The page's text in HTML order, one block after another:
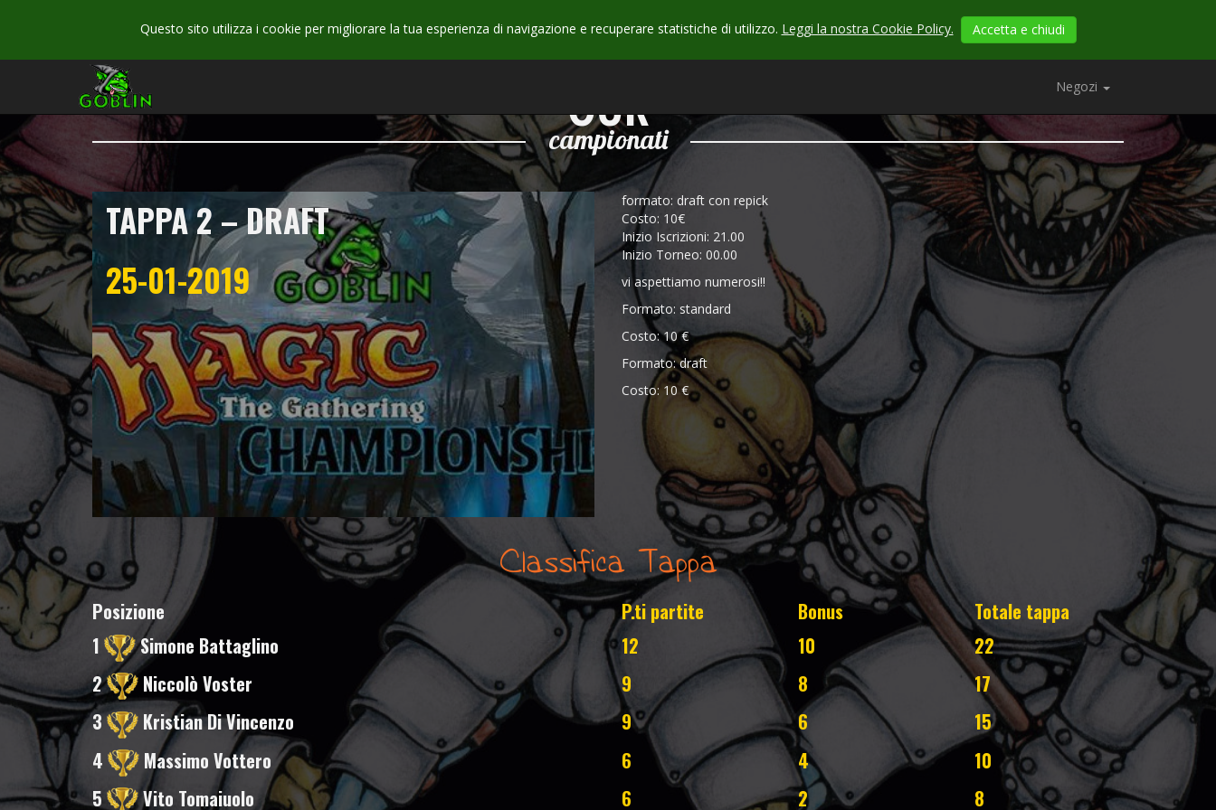
Questo sito utilizza i cookie per migliorare la tua esperienza di navigazione e recuperare statistiche di utilizzo. Leggi la nostra Cookie Policy. Accetta e chiudi
Negozi
OUR
campionati
TAPPA 2 – DRAFT
25-01-2019
formato: draft con repick
Costo: 10€
Inizio Iscrizioni: 21.00
Inizio Torneo: 00.00
vi aspettiamo numerosi!!
Formato: standard
Costo: 10 €
Formato: draft
Costo: 10 €
Classifica Tappa
Posizione P.ti partite Bonus
Totale tappa
1
Simone Battaglino 12 10
22
2
Niccolò Voster 9 8
17
3
Kristian Di Vincenzo 9 6
15
4
Massimo Vottero 6 4
10
5
Vito Tomaiuolo 6 2 8